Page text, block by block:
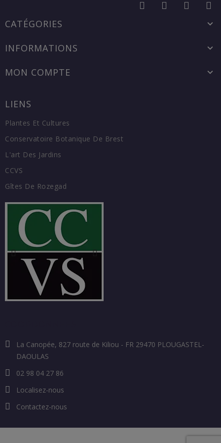
CATÉGORIES
INFORMATIONS
MON COMPTE
LIENS
Plantes Et Cultures
Conservatoire Botanique De Brest
L'art Des Jardins
CCVS
Gîtes De Rozegad
La Canopée, 827 route de Kiliou - FR 29470 PLOUGASTEL-
DAOULAS
02 98 04 27 86
Localisez-nous
Contactez-nous